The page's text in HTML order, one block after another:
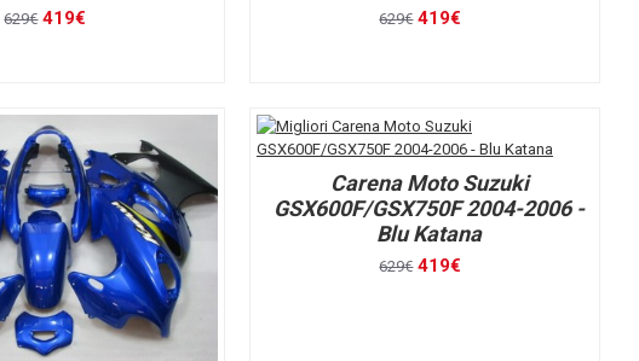
629€ 419€ 629€ 419€
Carena Moto Suzuki
GSX600F/GSX750F 2004-2006 -
Blu Katana
629€ 419€